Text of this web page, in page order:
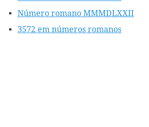
Número romano MMMDLXXII
3572 em números romanos